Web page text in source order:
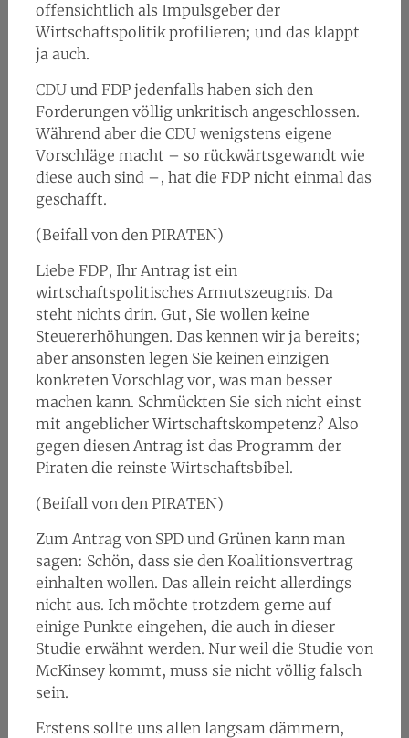
offensichtlich als Impulsgeber der
Wirtschaftspolitik profilieren; und das klappt
ja auch.
CDU und FDP jedenfalls haben sich den
Forderungen völlig unkritisch angeschlossen.
Während aber die CDU wenigstens eigene
Vorschläge macht – so rückwärtsgewandt wie
diese auch sind –, hat die FDP nicht einmal das
geschafft.
(Beifall von den PIRATEN)
Liebe FDP, Ihr Antrag ist ein
wirtschaftspolitisches Armutszeugnis. Da
steht nichts drin. Gut, Sie wollen keine
Steuererhöhungen. Das kennen wir ja bereits;
aber ansonsten legen Sie keinen einzigen
konkreten Vorschlag vor, was man besser
machen kann. Schmückten Sie sich nicht einst
mit angeblicher Wirtschaftskompetenz? Also
gegen diesen Antrag ist das Programm der
Piraten die reinste Wirtschaftsbibel.
(Beifall von den PIRATEN)
Zum Antrag von SPD und Grünen kann man
sagen: Schön, dass sie den Koalitionsvertrag
einhalten wollen. Das allein reicht allerdings
nicht aus. Ich möchte trotzdem gerne auf
einige Punkte eingehen, die auch in dieser
Studie erwähnt werden. Nur weil die Studie von
McKinsey kommt, muss sie nicht völlig falsch
sein.
Erstens sollte uns allen langsam dämmern,